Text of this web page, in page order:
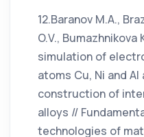
12.Baranov M.A.,
O.V., Bumazhnikova
simulation of
atoms Cu, Ni and
construction of
alloys //
technologies of